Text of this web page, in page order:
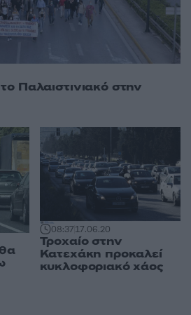
Παλαιστινιακό στην
08:3717.06.20
Τροχαίο στην
Κατεχάκη προκαλεί
κυκλοφοριακό χάος